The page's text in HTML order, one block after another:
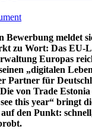
Bewerbung meldet
zu Wort: Das EU-
Europas
„digitalen
Partner für
von Trade
this year“ bringt
den Punkt: